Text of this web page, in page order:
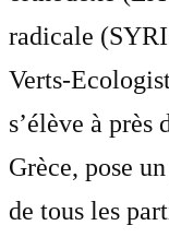
radicale
Verts-
s’élève à
Grèce, pose
de tous les